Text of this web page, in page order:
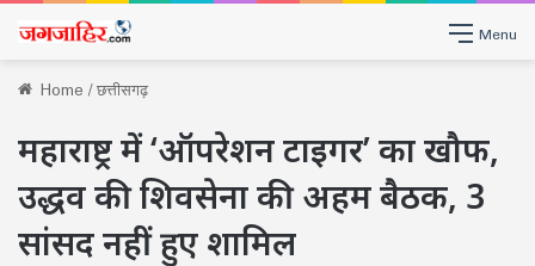
Menu
Home/छत्तीसगढ़
महाराष्ट्र में ‘ऑपरेशन टाइगर’ का खौफ,
उद्धव की शिवसेना की अहम बैठक, 3
सांसद नहीं हुए शामिल